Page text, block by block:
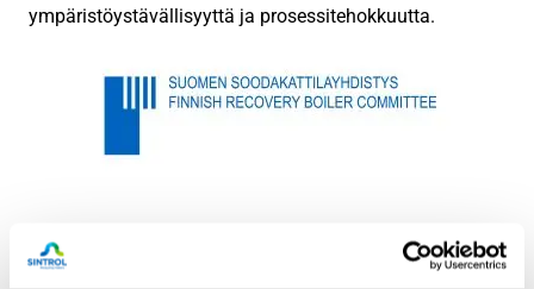
ympäristöystävällisyyttä ja prosessitehokkuutta.